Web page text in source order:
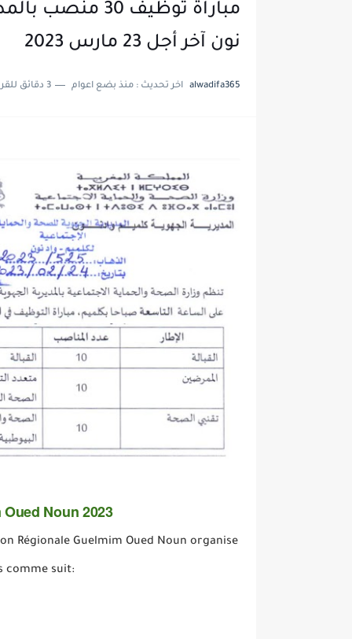
مباراة توظيف
نون آخر أجل 23 مارس 2023
alwadifa365 اخر تحديث : منذ بضع اعوام 3 دقائق للقراءة
Noun 2023
Régionale Guelmim Oued Noun organise
comme suit: